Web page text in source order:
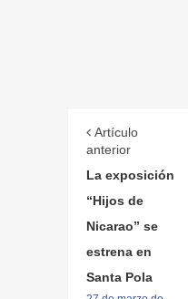
Artículo
anterior
La exposición
“Hijos de
Nicarao” se
estrena en
Santa Pola